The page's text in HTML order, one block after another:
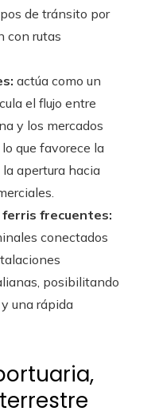
de tránsito por
con rutas
actúa como un
el flujo entre
y los mercados
que favorece la
apertura hacia
frecuentes:
conectados
posibilitando
una rápida